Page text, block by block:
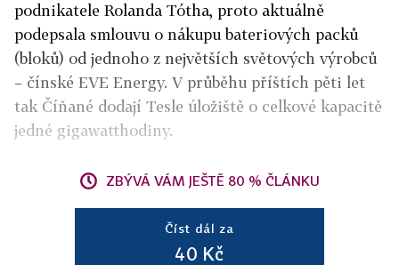
podnikatele Rolanda Tótha, proto aktuálně
podepsala smlouvu o nákupu bateriových packů
(bloků) od jednoho z největších světových výrobců
– čínské EVE Energy. V průběhu příštích pěti let
tak Číňané dodají Tesle úložiště o celkové kapacitě
jedné gigawatthodiny.
ZBÝVÁ VÁM JEŠTĚ 80 % ČLÁNKU
Číst dál za
40 Kč